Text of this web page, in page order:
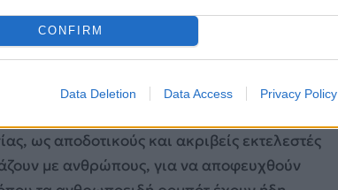
CONFIRM
Data Deletion Data Access Privacy Policy
ως αποδοτικούς και ακριβείς εκτελεστές
με ανθρώπους, για να αποφευχθούν